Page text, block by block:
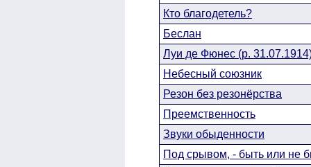
Кто благодетель?
Беслан
Луи де Фюнес (р.
Небесный союзник
Резон без резонёрства
Преемственность
Звуки обыденности
Под срывом, - быть или не